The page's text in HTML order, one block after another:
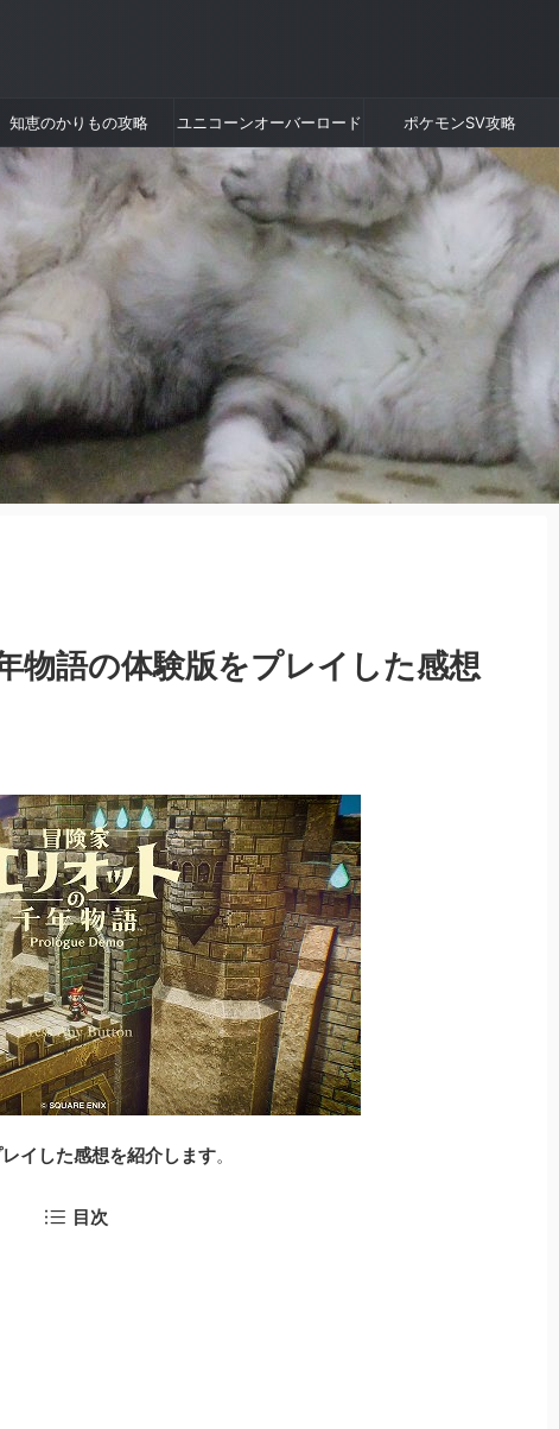
知恵のかりもの攻略 ユニコーンオーバーロード ポケモンSV攻略
物語の体験版をプレイした感想
イした感想を紹介します。
目次